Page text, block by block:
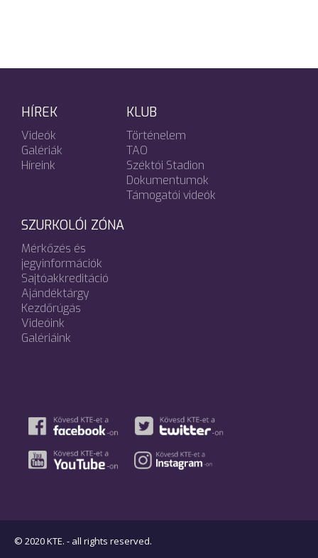
HÍREK
Videók
Galériák
Híreink
KLUB
Történelem
TAO
Széktói Stadion
Dokumentumok
Támogatói videók
SZURKOLÓI ZÓNA
Mérkőzés és
jegyinformációk
Sajtóakkreditáció
Ajándéktárgy
Kezdőrúgás
Videóink
Galériáink
© 2020 KTE. - all rights reserved.